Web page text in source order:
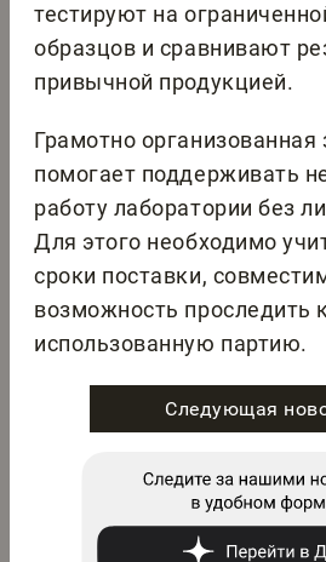
тестируют на
образцов и сравнивают
привычной продукцией.
Грамотно организованная
помогает поддерживать
работу лаборатории без
Для этого необходимо
сроки поставки,
возможность проследить
использованную партию.
Следующая